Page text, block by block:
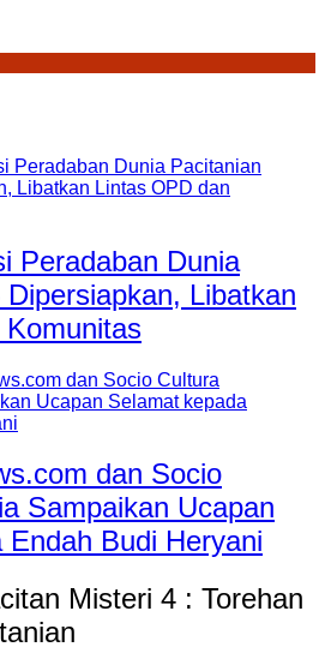
Peradaban Dunia
Libatkan
dan Socio
Sampaikan Ucapan
Budi Heryani
Misteri 4 : Torehan